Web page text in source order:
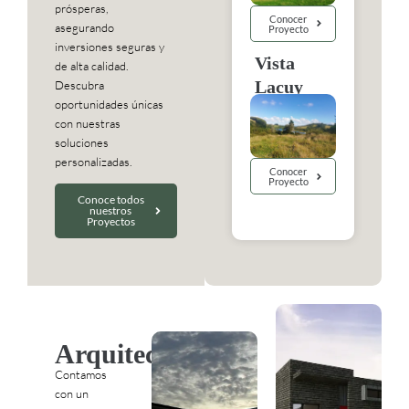
prósperas,
asegurando
inversiones seguras y
de alta calidad.
Descubra
oportunidades únicas
con nuestras
soluciones
personalizadas.
Conoce todos
nuestros
Proyectos
Conocer
Proyecto
Vista
Lacuy
Conocer
Proyecto
Arquitectura
Contamos
con un
Casa
Moderna
y práctica
casa
pensada
Casa
pensada
insertarse
y
disfrutar